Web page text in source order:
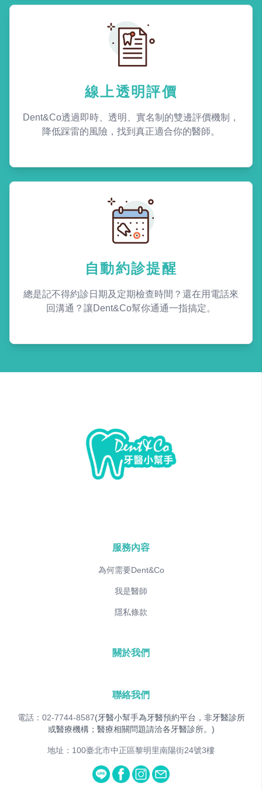
線上透明評價
Dent&Co透過即時、透明、實名制的雙邊評價機制，
降低踩雷的風險，找到真正適合你的醫師。
自動約診提醒
總是記不得約診日期及定期檢查時間？還在用電話來
回溝通？讓Dent&Co幫你通通一指搞定。
服務內容
為何需要Dent&Co
我是醫師
隱私條款
關於我們
聯絡我們
電話：02-7744-8587(牙醫小幫手為牙醫預約平台，非牙醫診所
或醫療機構；醫療相關問題請洽各牙醫診所。)
地址：100臺北市中正區黎明里南陽街24號3樓